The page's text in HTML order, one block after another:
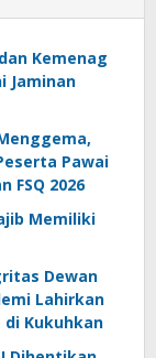
Kemenag
Jaminan
Pawai
FSQ 2026
Memiliki
Dewan
Lahirkan
di Kukuhkan